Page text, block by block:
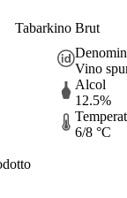
Tabarkino Brut
Vino
Alcol
12.5%
6/8 °C